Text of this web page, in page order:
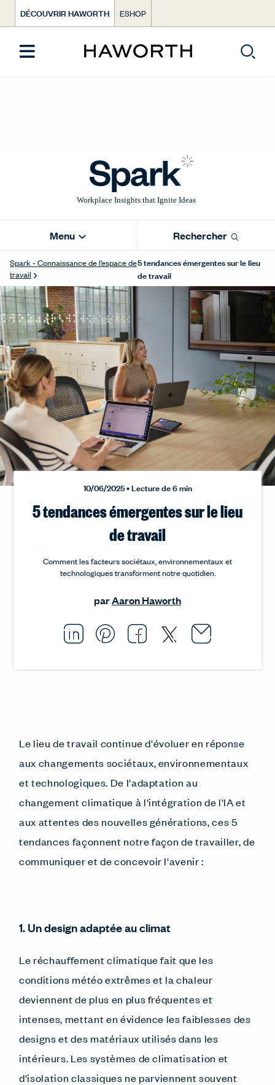
DÉCOUVRIR HAWORTH ESHOP
Menu Rechercher
Spark - Connaissance de l’espace de
travail
5 tendances émergentes sur le lieu
de travail
10/06/2025 • Lecture de 6 min
5 tendances émergentes sur le lieu
de travail
Comment les facteurs sociétaux, environnementaux et
technologiques transforment notre quotidien.
parAaron Haworth
Share this article on
Opens in a new
Pin this article on
Opens in a new
Share this
Opens in a
Share this
Opens in
Email
Opens
Le lieu de travail continue d'évoluer en réponse
aux changements sociétaux, environnementaux
et technologiques. De l'adaptation au
changement climatique à l'intégration de l'IA et
aux attentes des nouvelles générations, ces 5
tendances façonnent notre façon de travailler, de
communiquer et de concevoir l'avenir :
1. Un design adaptée au climat
Le réchauffement climatique fait que les
conditions météo extrêmes et la chaleur
deviennent de plus en plus fréquentes et
intenses, mettant en évidence les faiblesses des
designs et des matériaux utilisés dans les
intérieurs. Les systèmes de climatisation et
d'isolation classiques ne parviennent souvent